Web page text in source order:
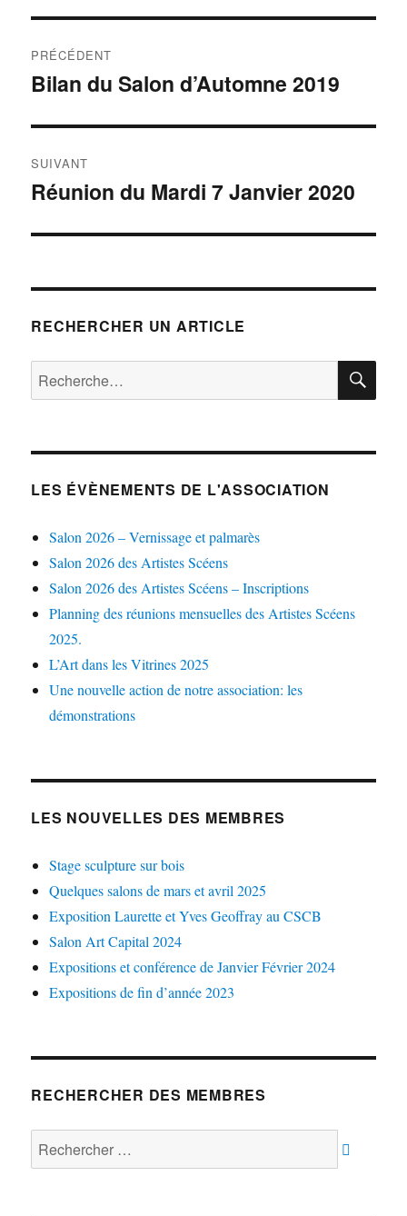
de
PRÉCÉDENT
Publication
Bilan du Salon d’Automne 2019
SUIVANT
Publication
Réunion du Mardi 7 Janvier 2020
RECHERCHER UN ARTICLE
Recherche
pour :
LES ÉVÈNEMENTS DE L'ASSOCIATION
Salon 2026 – Vernissage et palmarès
Salon 2026 des Artistes Scéens
Salon 2026 des Artistes Scéens – Inscriptions
Planning des réunions mensuelles des Artistes Scéens
2025.
L’Art dans les Vitrines 2025
Une nouvelle action de notre association: les
démonstrations
LES NOUVELLES DES MEMBRES
Stage sculpture sur bois
Quelques salons de mars et avril 2025
Exposition Laurette et Yves Geoffray au CSCB
Salon Art Capital 2024
Expositions et conférence de Janvier Février 2024
Expositions de fin d’année 2023
RECHERCHER DES MEMBRES
Rechercher :